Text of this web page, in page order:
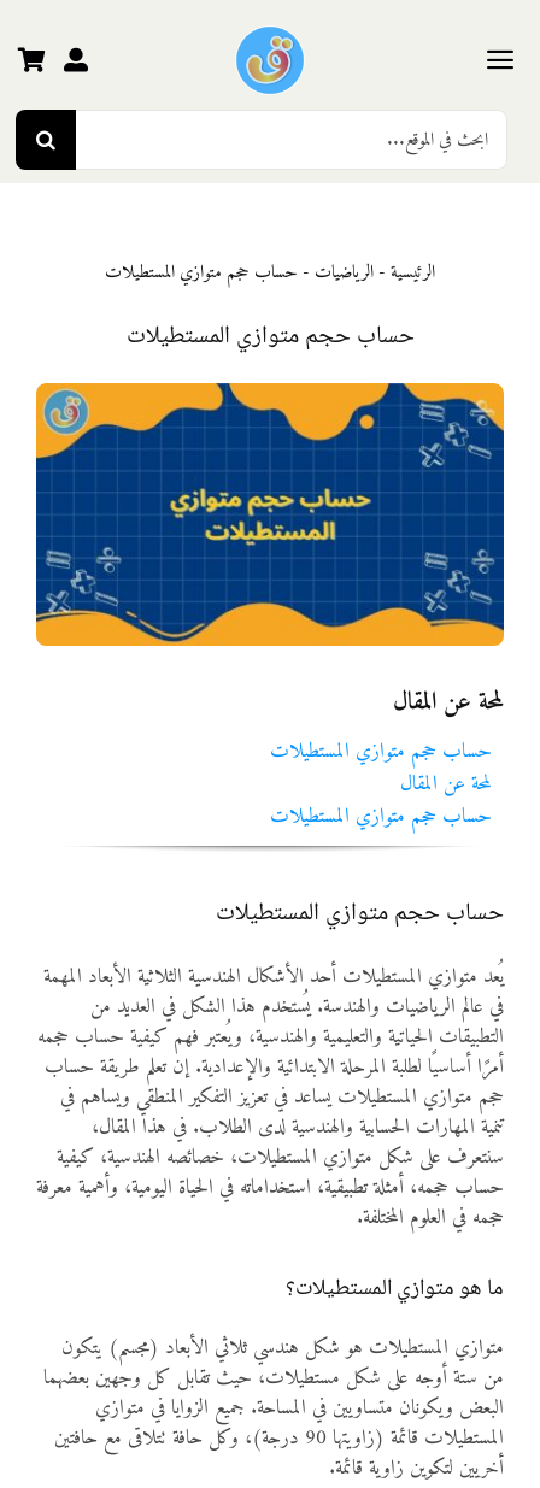
content
Toggle
Navigation
الرئيسية
المرحلة الثانية
المرحلة الثالثة
المواد
أنواع الموارد
الألعاب التفاعلية
Search
for:
الرئيسية-الرياضيات - حساب حجم متوازي المستطيلات
حساب حجم متوازي المستطيلات
لمحة عن المقال
حساب حجم متوازي المستطيلات
لمحة عن المقال
حساب حجم متوازي المستطيلات
حساب حجم متوازي المستطيلات
يُعد متوازي المستطيلات أحد الأشكال الهندسية الثلاثية الأبعاد المهمة
في عالم الرياضيات والهندسة. يُستخدم هذا الشكل في العديد من
التطبيقات الحياتية والتعليمية والهندسية، ويُعتبر فهم كيفية حساب حجمه
أمرًا أساسيًا لطلبة المرحلة الابتدائية والإعدادية. إن تعلم طريقة حساب
حجم متوازي المستطيلات يساعد في تعزيز التفكير المنطقي ويساهم في
تنمية المهارات الحسابية والهندسية لدى الطلاب. في هذا المقال،
سنتعرف على شكل متوازي المستطيلات، خصائصه الهندسية، كيفية
حساب حجمه، أمثلة تطبيقية، استخداماته في الحياة اليومية، وأهمية معرفة
حجمه في العلوم المختلفة.
ما هو متوازي المستطيلات؟
متوازي المستطيلات هو شكل هندسي ثلاثي الأبعاد (مجسم) يتكون
من ستة أوجه على شكل مستطيلات، حيث تقابل كل وجهين بعضهما
البعض ويكونان متساويين في المساحة. جميع الزوايا في متوازي
المستطيلات قائمة (زاويتها 90 درجة)، وكل حافة تتلاقى مع حافتين
أخريين لتكوين زاوية قائمة.